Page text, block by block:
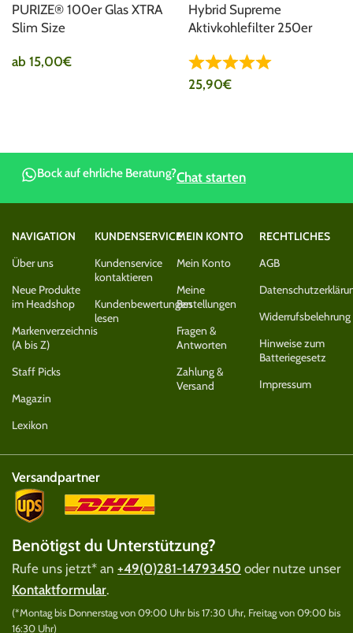
PURIZE® 100er Glas XTRA
Slim Size
ab 15,00€
Hybrid Supreme
Aktivkohlefilter 250er
25,90€
Bock auf ehrliche Beratung?Chat starten
NAVIGATION
Über uns
Neue Produkte
im Headshop
Markenverzeichnis
(A bis Z)
Staff Picks
Magazin
Lexikon
KUNDENSERVICE
Kundenservice
kontaktieren
Kundenbewertungen
lesen
MEIN KONTO
Mein Konto
Meine
Bestellungen
Fragen &
Antworten
Zahlung &
Versand
RECHTLICHES
AGB
Widerrufsbelehrung
Hinweise zum
Batteriegesetz
Impressum
Versandpartner
Benötigst du Unterstützung?
Rufe uns jetzt* an +49(0)281-14793450 oder nutze unser
Kontaktformular.
(*Montag bis Donnerstag von 09:00 Uhr bis 17:30 Uhr, Freitag von 09:00 bis
16:30 Uhr)